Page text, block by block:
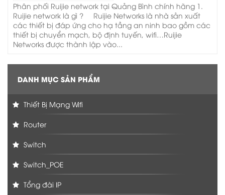
Phân phối Ruijie network tại Quảng Bình chính hãng 1.
Ruijie network là gì ? Ruijie Networks là nhà sản xuất
các thiết bị đáp ứng cho hạ tầng an ninh bao gồm các
thiết bị chuyển mạch, bộ định tuyến, wifi…Ruijie
Networks được thành lập vào...
DANH MỤC SẢN PHẨM
Thiết Bị Mạng Wifi
Router
Switch
Switch_POE
Tổng đài IP